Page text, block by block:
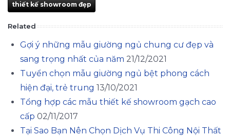
thiết kế showroom đẹp
Related
Gợi ý những mẫu giường ngủ chung cư đẹp và
sang trọng nhất của năm 21/12/2021
Tuyển chọn mẫu giường ngủ bệt phong cách
hiện đại, trẻ trung 13/10/2021
Tổng hợp các mẫu thiết kế showroom gạch cao
cấp 02/11/2017
Tại Sao Bạn Nên Chọn Dịch Vụ Thi Công Nội Thất